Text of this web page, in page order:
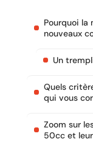
Pourquoi
nouveaux
Un
Quels
qui vous
Zoom sur
50cc et